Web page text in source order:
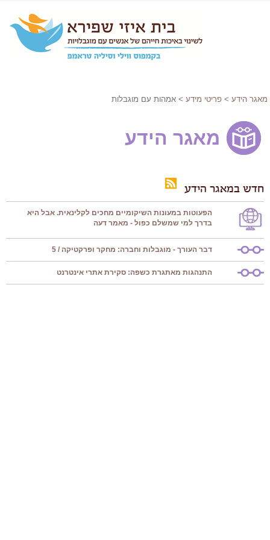
מאגר הידע > פריטי מידע > אמהות עם מוגבלות
מאגר הידע
חדש במאגר הידע
הפעוטות במעונות השיקומיים מחכים לקלינאית. אבל היא
בדרך למי שמשלם כפול - מאמר דעה
דבר העורך - מוגבלות וחברה: מחקר ופרקטיקה / 5
התנהגות מאתגרת כשפה: סקירת אתרי אינטרנט